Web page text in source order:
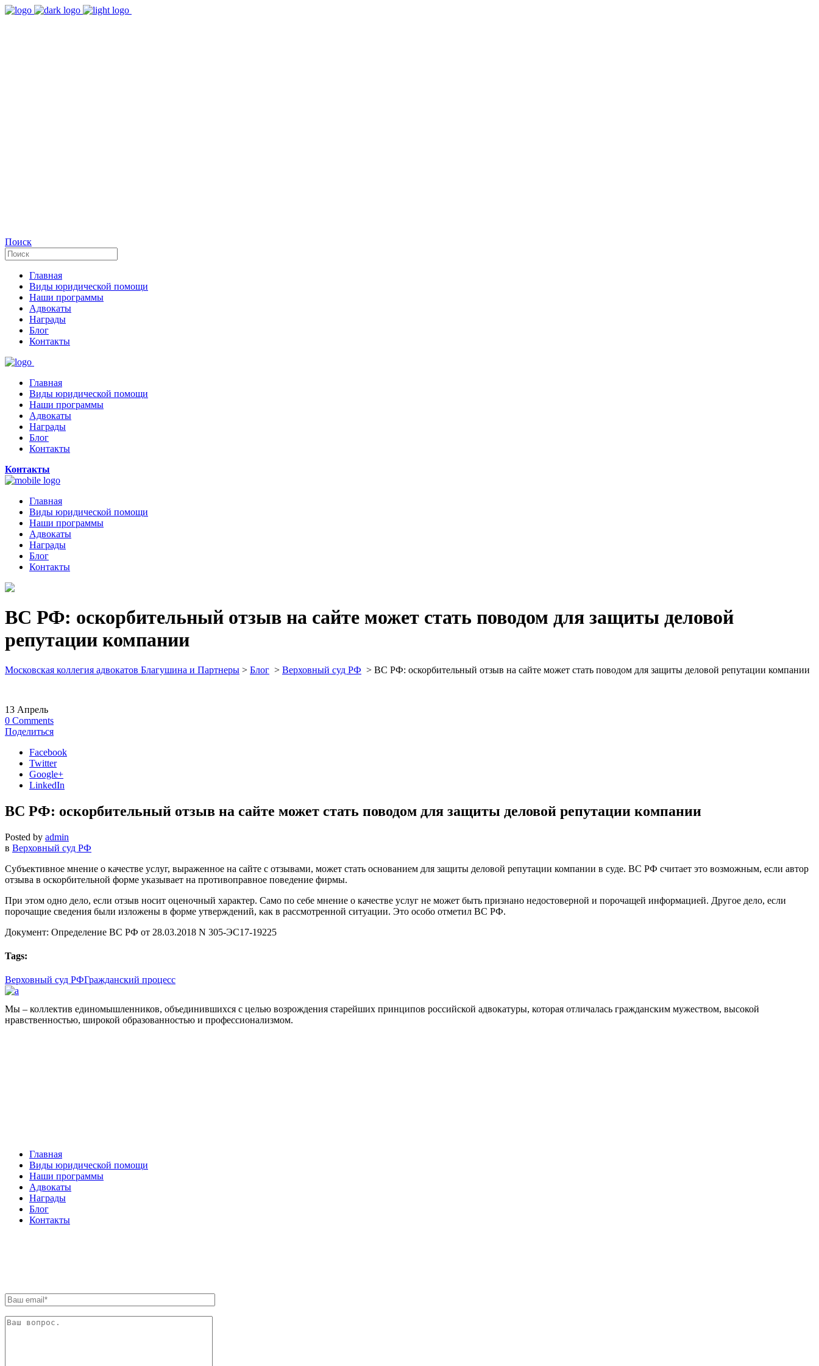
Поиск
Главная
Виды юридической помощи
Наши программы
Адвокаты
Награды
Блог
Контакты
Главная
Виды юридической помощи
Наши программы
Адвокаты
Награды
Блог
Контакты
Контакты
Главная
Виды юридической помощи
Наши программы
Адвокаты
Награды
Блог
Контакты
ВС РФ: оскорбительный отзыв на сайте может стать поводом для защиты деловой
репутации компании
Московская коллегия адвокатов Благушина и Партнеры > Блог > Верховный суд РФ > ВС РФ: оскорбительный отзыв на сайте может стать поводом для защиты деловой репутации компании
13 Апрель
0 Comments
Поделиться
Facebook
Twitter
Google+
LinkedIn
ВС РФ: оскорбительный отзыв на сайте может стать поводом для защиты деловой репутации компании
Posted by admin
в Верховный суд РФ
Субъективное мнение о качестве услуг, выраженное на сайте с отзывами, может стать основанием для защиты деловой репутации компании в суде. ВС РФ считает это возможным, если автор
отзыва в оскорбительной форме указывает на противоправное поведение фирмы.
При этом одно дело, если отзыв носит оценочный характер. Само по себе мнение о качестве услуг не может быть признано недостоверной и порочащей информацией. Другое дело, если
порочащие сведения были изложены в форме утверждений, как в рассмотренной ситуации. Это особо отметил ВС РФ.
Документ: Определение ВС РФ от 28.03.2018 N 305-ЭС17-19225
Tags:
Верховный суд РФГражданский процесс
Мы – коллектив единомышленников, объединившихся с целью возрождения старейших принципов российской адвокатуры, которая отличалась гражданским мужеством, высокой
нравственностью, широкой образованностью и профессионализмом.
Главная
Виды юридической помощи
Наши программы
Адвокаты
Награды
Блог
Контакты